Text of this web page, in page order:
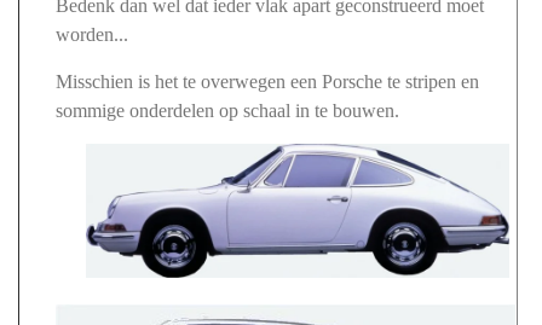
Bedenk dan wel dat ieder vlak apart geconstrueerd moet
worden...
Misschien is het te overwegen een Porsche te stripen en
sommige onderdelen op schaal in te bouwen.